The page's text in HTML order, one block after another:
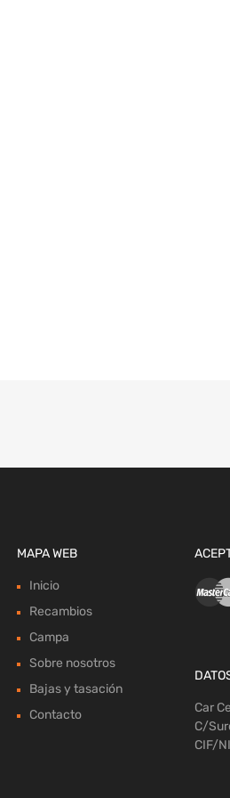
MAPA WEB
Inicio
Recambios
Campa
Sobre nosotros
Bajas y tasación
Contacto
Car
C/
CIF/